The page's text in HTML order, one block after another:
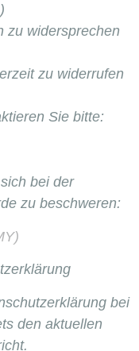
zu widersprechen
zu widerrufen
Sie bitte:
bei der
zu beschweren:
bei
den aktuellen